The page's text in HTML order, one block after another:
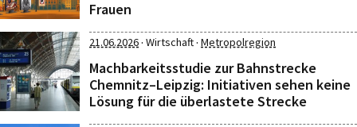
Frauen
21.06.2026· Wirtschaft· Metropolregion
Machbarkeitsstudie zur Bahnstrecke
Chemnitz–Leipzig: Initiativen sehen keine
Lösung für die überlastete Strecke